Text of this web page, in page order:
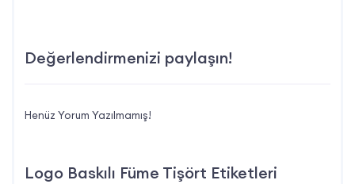
Değerlendirmenizi paylaşın!
Henüz Yorum Yazılmamış!
Logo Baskılı Füme Tişört Etiketleri